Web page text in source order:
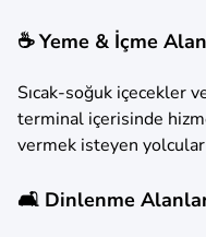
☕ Yeme & İçme
Sıcak-soğuk içecekler
terminal içerisinde
vermek isteyen
🛋️ Dinlenme